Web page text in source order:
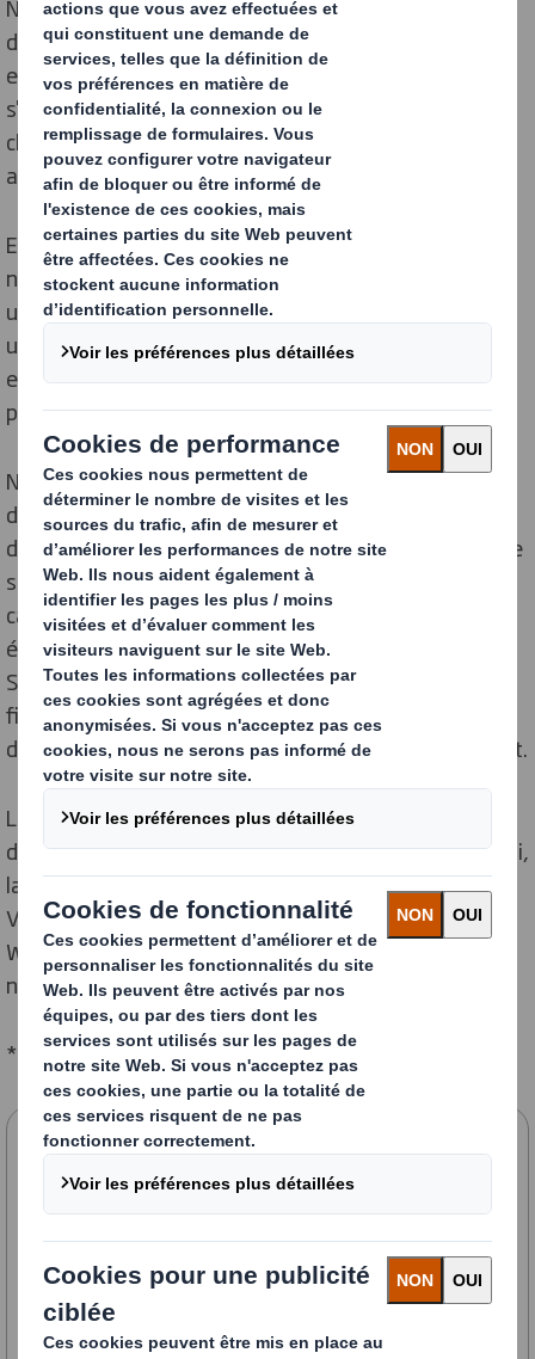
Notre programme communautaire est un élément clé
de notre stratégie de durabilitéAujourd'hui & Demain
et notre objectif annuel est que 100 %* de nos sites
s'engagent et collaborent avec leurs communautés
chaque année. Nous avons atteint cet objectif chaque
année depuis 2019.
En tant qu'entreprise bienveillante et responsable,
nous nous associons à nos communautés pour fournir
une éducation sur la durabilité et l'économie circulaire,
un soutien à nos habitats naturels et à la biodiversité,
et une expertise par le biais du design pour inspirer la
prochaine génération.
Nous sommes fiers des contributions et des
différences que nous pouvons apporter en faisant don
du temps de nos employés, de nos produits ou de notre
soutien financier pour répondre aux besoins et aux
causes locales et les soutenir. Nous apportons
également notre soutien par l'intermédiaire de la DS
Smith Charitable Foundation (créée en 2011) qui
finance une variété de projets et de causes caritatives
dans les domaines de l'éducation et de l'environnement.
La Fondation a financé des projets tels que les efforts
de conservation des papillons à travers le Royaume-Uni,
la résilience climatique du parc national De Hoge
Veluwe, et la zone de conservation "Pischelsdorfer
Wiesn", qui abrite le courlis eurasien menacé près de
notre site de Margarethen am Moos en Autriche.
*Sites comptant au moins 50 employés à temps plein
Stratégie de développement
durable Aujourd'hui & Demain